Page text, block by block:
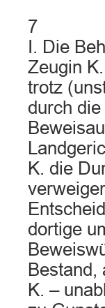
7
I. Die
Zeugin
trotz
durch
K. die
dortige
K. –